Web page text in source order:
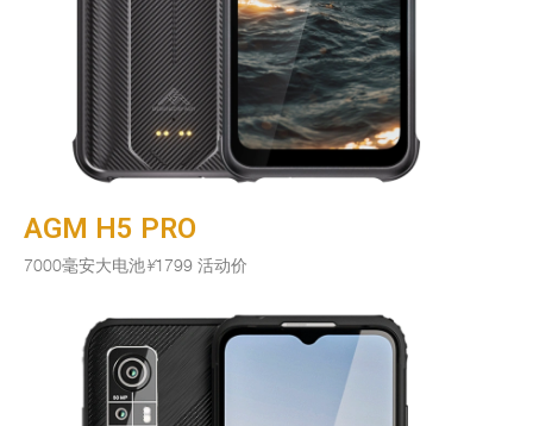
AGM H5 PRO
7000毫安大电池¥1799 活动价